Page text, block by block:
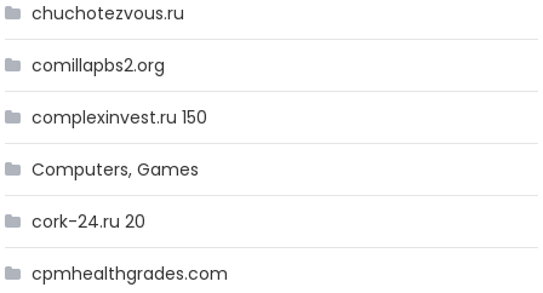
chuchotezvous.ru
comillapbs2.org
complexinvest.ru 150
Computers, Games
cork-24.ru 20
cpmhealthgrades.com